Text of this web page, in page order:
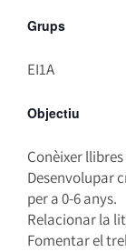
Grups
EI1A
Objectiu
Conèixer
Desenvolupar
per a 0-6 anys.
Relacionar la
Fomentar el